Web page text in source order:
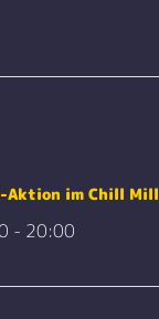
Aktion im Chill Mill
- 20:00